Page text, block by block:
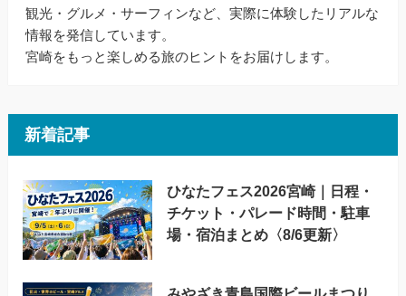
観光・グルメ・サーフィンなど、実際に体験したリアルな
情報を発信しています。
宮崎をもっと楽しめる旅のヒントをお届けします。
新着記事
ひなたフェス2026宮崎｜日程・
チケット・パレード時間・駐車
場・宿泊まとめ〈8/6更新〉